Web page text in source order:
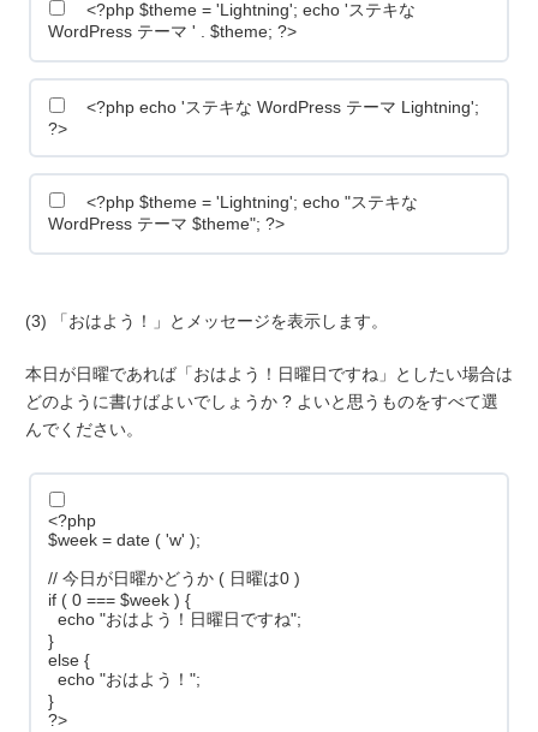
<?php $theme = 'Lightning'; echo 'ステキな
WordPress テーマ ' . $theme; ?>
<?php echo 'ステキな WordPress テーマ Lightning';
?>
<?php $theme = 'Lightning'; echo "ステキな
WordPress テーマ $theme"; ?>
(3) 「おはよう！」とメッセージを表示します。
本日が日曜であれば「おはよう！日曜日ですね」としたい場合は
どのように書けばよいでしょうか ? よいと思うものをすべて選
んでください。
<?php
$week = date ( 'w' );
// 今日が日曜かどうか ( 日曜は0 )
if ( 0 === $week ) {
echo "おはよう！日曜日ですね";
}
else {
echo "おはよう！";
}
?>